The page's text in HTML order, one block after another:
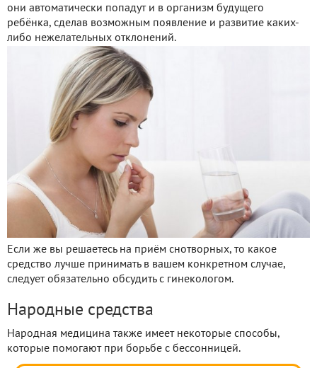
они автоматически попадут и в организм будущего
ребёнка, сделав возможным появление и развитие каких-
либо нежелательных отклонений.
Если же вы решаетесь на приём снотворных, то какое
средство лучше принимать в вашем конкретном случае,
следует обязательно обсудить с гинекологом.
Народные средства
Народная медицина также имеет некоторые способы,
которые помогают при борьбе с бессонницей.